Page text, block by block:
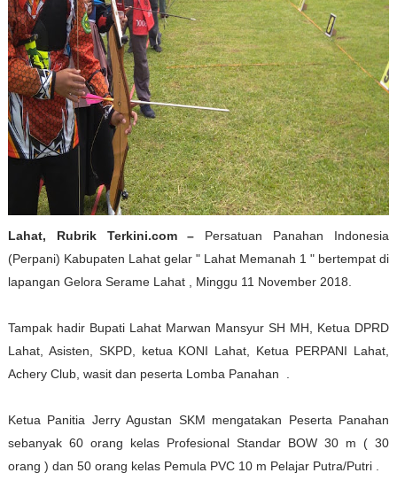
Lahat, Rubrik Terkini.com – Persatuan Panahan Indonesia
(Perpani) Kabupaten Lahat gelar " Lahat Memanah 1 " bertempat di
lapangan Gelora Serame Lahat , Minggu 11 November 2018.
Tampak hadir Bupati Lahat Marwan Mansyur SH MH, Ketua DPRD
Lahat, Asisten, SKPD, ketua KONI Lahat, Ketua PERPANI Lahat,
Achery Club, wasit dan peserta Lomba Panahan .
Ketua Panitia Jerry Agustan SKM mengatakan Peserta Panahan
sebanyak 60 orang kelas Profesional Standar BOW 30 m ( 30
orang ) dan 50 orang kelas Pemula PVC 10 m Pelajar Putra/Putri .